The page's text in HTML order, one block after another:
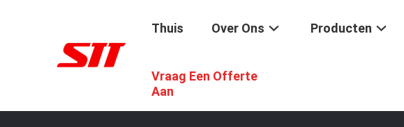
Thuis Over Ons Producten
Vraag Een Offerte
Aan
De Windende Machine Van De Transformatorfolie